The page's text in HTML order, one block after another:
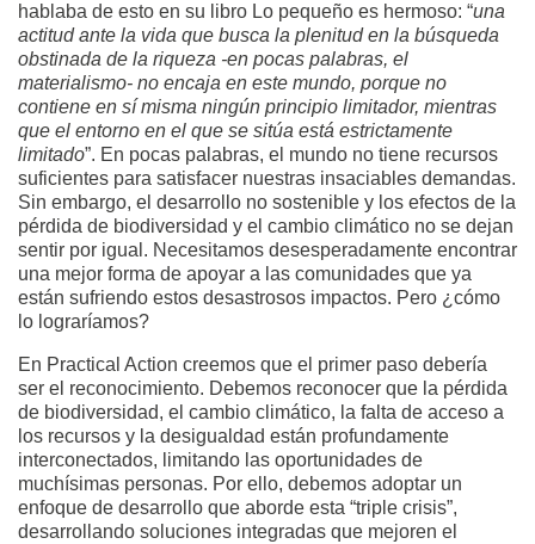
hablaba de esto en su libro Lo pequeño es hermoso: “una
actitud ante la vida que busca la plenitud en la búsqueda
obstinada de la riqueza -en pocas palabras, el
materialismo- no encaja en este mundo, porque no
contiene en sí misma ningún principio limitador, mientras
que el entorno en el que se sitúa está estrictamente
limitado”. En pocas palabras, el mundo no tiene recursos
suficientes para satisfacer nuestras insaciables demandas.
Sin embargo, el desarrollo no sostenible y los efectos de la
pérdida de biodiversidad y el cambio climático no se dejan
sentir por igual. Necesitamos desesperadamente encontrar
una mejor forma de apoyar a las comunidades que ya
están sufriendo estos desastrosos impactos. Pero ¿cómo
lo lograríamos?
En Practical Action creemos que el primer paso debería
ser el reconocimiento. Debemos reconocer que la pérdida
de biodiversidad, el cambio climático, la falta de acceso a
los recursos y la desigualdad están profundamente
interconectados, limitando las oportunidades de
muchísimas personas. Por ello, debemos adoptar un
enfoque de desarrollo que aborde esta “triple crisis”,
desarrollando soluciones integradas que mejoren el